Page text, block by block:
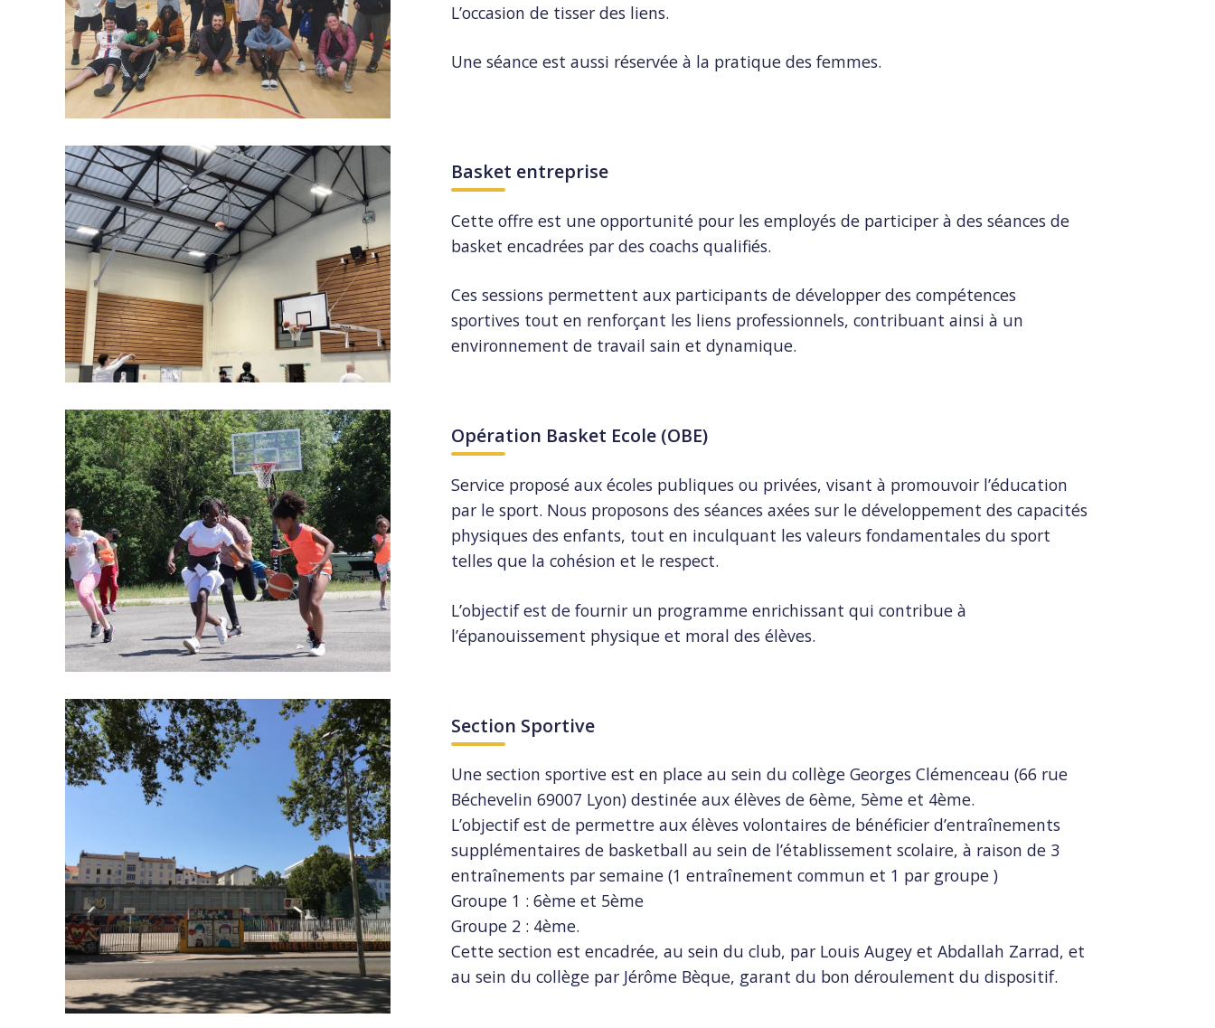
L’occasion de tisser des liens.
Une séance est aussi réservée à la pratique des femmes.
Basket entreprise
Cette offre est une opportunité pour les employés de participer à des séances de
basket encadrées par des coachs qualifiés.
Ces sessions permettent aux participants de développer des compétences
sportives tout en renforçant les liens professionnels, contribuant ainsi à un
environnement de travail sain et dynamique.
Opération Basket Ecole (OBE)
Service proposé aux écoles publiques ou privées, visant à promouvoir l’éducation
par le sport. Nous proposons des séances axées sur le développement des capacités
physiques des enfants, tout en inculquant les valeurs fondamentales du sport
telles que la cohésion et le respect.
L’objectif est de fournir un programme enrichissant qui contribue à
l’épanouissement physique et moral des élèves.
Section Sportive
Une section sportive est en place au sein du collège Georges Clémenceau (66 rue
Béchevelin 69007 Lyon) destinée aux élèves de 6ème, 5ème et 4ème.
L’objectif est de permettre aux élèves volontaires de bénéficier d’entraînements
supplémentaires de basketball au sein de l’établissement scolaire, à raison de 3
entraînements par semaine (1 entraînement commun et 1 par groupe )
Groupe 1 : 6ème et 5ème
Groupe 2 : 4ème.
Cette section est encadrée, au sein du club, par Louis Augey et Abdallah Zarrad, et
au sein du collège par Jérôme Bèque, garant du bon déroulement du dispositif.